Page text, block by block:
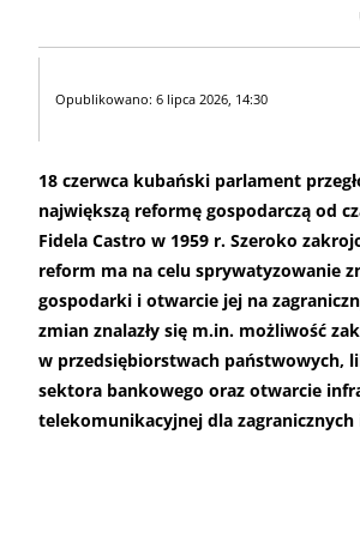
Opublikowano: 6 lipca 2026, 14:30
18 czerwca kubański parlament
największą reformę gospodarczą od
Fidela Castro w 1959 r. Szeroko
reform ma na celu sprywatyzowanie
gospodarki i otwarcie jej na
zmian znalazły się m.in. możliwość
w przedsiębiorstwach państwowych,
sektora bankowego oraz otwarcie
telekomunikacyjnej dla